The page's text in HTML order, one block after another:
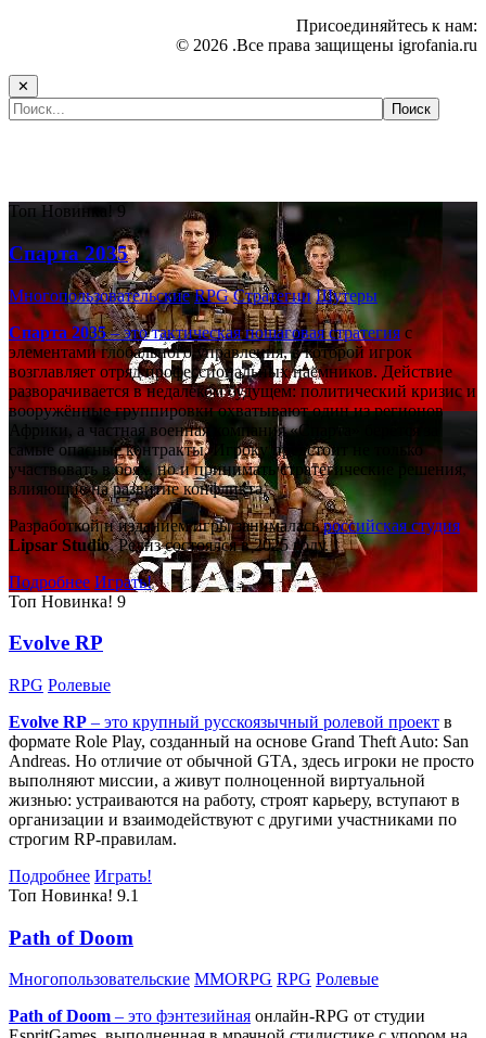
Присоединяйтесь к нам:
© 2026 .Все права защищены igrofania.ru
✕
Топ Новинка! 9
Спарта 2035
Многопользовательские RPG Стратегии Шутеры
Спарта 2035– это тактическаяпошаговая стратегияс
элементами глобального управления, в которой игрок
возглавляет отряд профессиональных наёмников. Действие
разворачивается в недалёком будущем: политический кризис и
вооружённые группировки охватывают один из регионов
Африки, а частная военная компания «Спарта» берётся за
самые опасные контракты. Игроку предстоит не только
участвовать в боях, но и принимать стратегические решения,
влияющие на развитие конфликта.
Разработкой и изданием игры занималасьроссийская студия
Lipsar Studio. Релиз состоялся в 2025 году.
Подробнее Играть!
Топ Новинка! 9
Evolve RP
RPG Ролевые
Evolve RP – это крупный русскоязычный ролевой проект в
формате Role Play, созданный на основе Grand Theft Auto: San
Andreas. Но отличие от обычной GTA, здесь игроки не просто
выполняют миссии, а живут полноценной виртуальной
жизнью: устраиваются на работу, строят карьеру, вступают в
организации и взаимодействуют с другими участниками по
строгим RP-правилам.
Подробнее Играть!
Топ Новинка! 9.1
Path of Doom
Многопользовательские MMORPG RPG Ролевые
Path of Doom – это фэнтезийная онлайн-RPG от студии